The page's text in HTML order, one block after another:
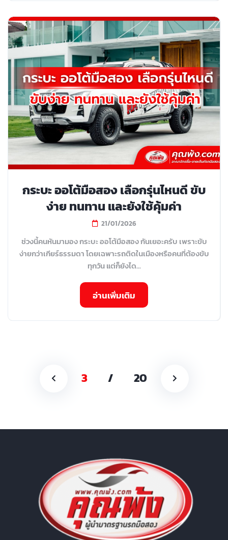
กระบะ ออโต้มือสอง เลือกรุ่นไหนดี ขับ
ง่าย ทนทาน และยังใช้คุ้มค่า
21/01/2026
ช่วงนี้คนหันมามอง กระบะ ออโต้มือสอง กันเยอะครับ เพราะขับ
ง่ายกว่าเกียร์ธรรมดา โดยเฉพาะรถติดในเมืองหรือคนที่ต้องขับ
ทุกวัน แต่ก็ยังได...
อ่านเพิ่มเติม
3 / 20